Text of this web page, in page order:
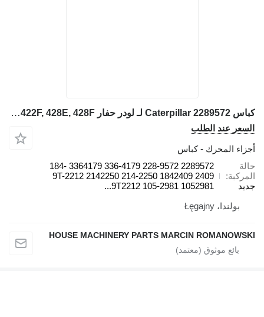
كباس Caterpillar 2289572 لـ لودر حفار Caterpillar 416D, 424D, 428D, 432D, 438D, 442D 430D 422E, 422F, 428E, 428F
السعر عند الطلب
أجزاء المحرك - كباس
حالة
المركبة
جديد
2289572 228-9572 336-4179 3364179 184-
2409 1842409 214-2250 2142250 9T-2212
9T2212 105-2981 1052981...
بولندا، Łęgajny
HOUSE MACHINERY PARTS MARCIN ROMANOWSKI